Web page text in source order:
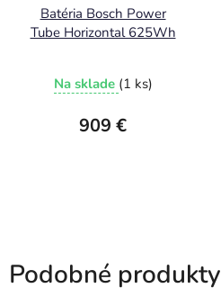
Batéria Bosch Power
Tube Horizontal 625Wh
Na sklade (1 ks)
909 €
Podobné produkty